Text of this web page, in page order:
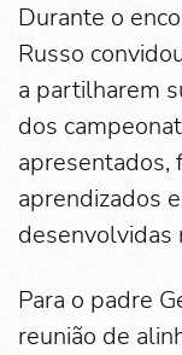
Durante o
Russo
a partilharem
dos
apresentados,
aprendizados
desenvolvidas
Para o padre
reunião de